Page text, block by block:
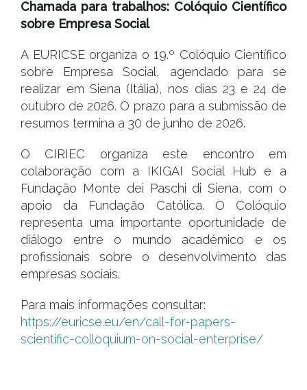
Chamada para trabalhos: Colóquio Científico
sobre Empresa Social
A EURICSE organiza o 19.º Colóquio Científico
sobre Empresa Social, agendado para se
realizar em Siena (Itália), nos dias 23 e 24 de
outubro de 2026. O prazo para a submissão de
resumos termina a 30 de junho de 2026.
O CIRIEC organiza este encontro em
colaboração com a IKIGAI Social Hub e a
Fundação Monte dei Paschi di Siena, com o
apoio da Fundação Católica. O Colóquio
representa uma importante oportunidade de
diálogo entre o mundo académico e os
profissionais sobre o desenvolvimento das
empresas sociais.
Para mais informações consultar:
https://euricse.eu/en/call-for-papers-
scientific-colloquium-on-social-enterprise/